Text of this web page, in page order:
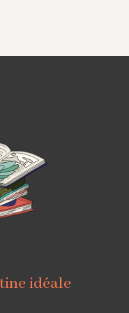
idéale